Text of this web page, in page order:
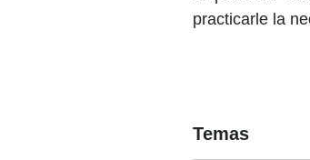
practicarle la
Temas